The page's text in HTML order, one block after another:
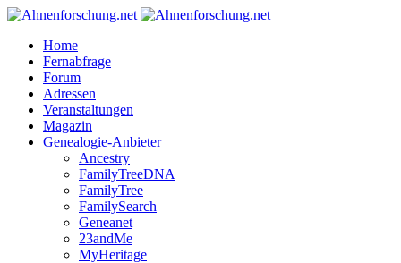
Home
Fernabfrage
Forum
Adressen
Veranstaltungen
Magazin
Genealogie-Anbieter
Ancestry
FamilyTreeDNA
FamilyTree
FamilySearch
Geneanet
23andMe
MyHeritage